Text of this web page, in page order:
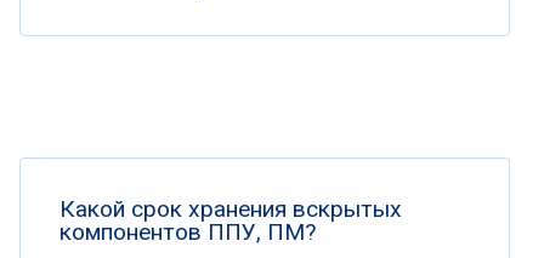
Какой срок хранения вскрытых
компонентов ППУ, ПМ?